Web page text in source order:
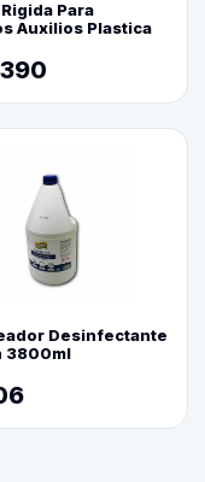
Para
Auxilios Plastica
Desinfectante
3800ml